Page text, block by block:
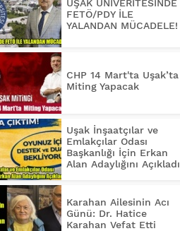
UŞAK ÜNİVERİTESİNDE
FETÖ/PDY İLE
YALANDAN MÜCADELE!
CHP 14 Mart'ta Uşak’ta
Miting Yapacak
Uşak İnşaatçılar ve
Emlakçılar Odası
Başkanlığı İçin Erkan
Alan Adaylığını Açıkladı
Karahan Ailesinin Acı
Günü: Dr. Hatice
Karahan Vefat Etti